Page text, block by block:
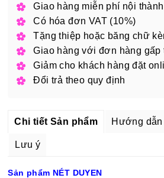
Giao hàng miễn phí nội
Có hóa đơn VAT (10%)
Tặng thiệp hoặc băng chữ
Giao hàng với đơn hàng gấp
Đổi trả theo quy định
Chi tiết Sản phẩm Hướng
Lưu ý
Sản phẩm NÉT DUYEN